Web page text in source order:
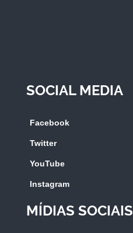
SOCIAL MEDIA
Facebook
Twitter
YouTube
Instagram
MÍDIAS SOCIAIS